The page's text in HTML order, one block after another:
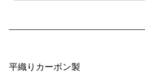
平織りカーボン製